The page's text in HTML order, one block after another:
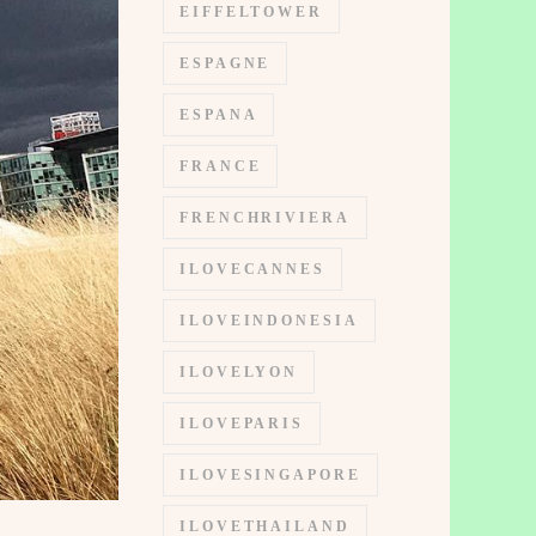
EIFFELTOWER
ESPAGNE
ESPANA
FRANCE
FRENCHRIVIERA
ILOVECANNES
ILOVEINDONESIA
ILOVELYON
ILOVEPARIS
ILOVESINGAPORE
ILOVETHAILAND